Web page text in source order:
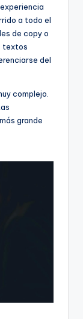
a todo el
de copy o
textos
del
complejo.
grande